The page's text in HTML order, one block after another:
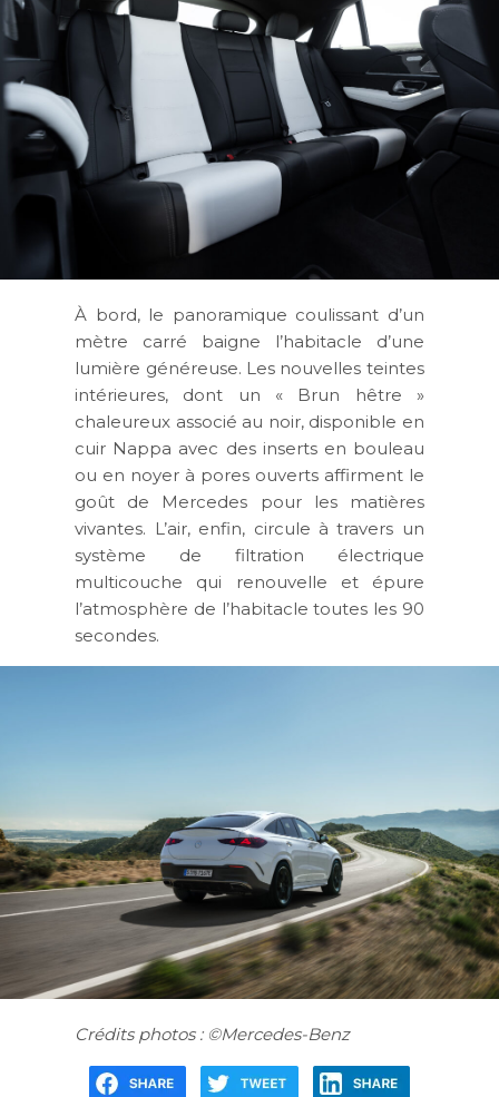
À bord, le panoramique coulissant d’un
mètre carré baigne l’habitacle d’une
lumière généreuse. Les nouvelles teintes
intérieures, dont un « Brun hêtre »
chaleureux associé au noir, disponible en
cuir Nappa avec des inserts en bouleau
ou en noyer à pores ouverts affirment le
goût de Mercedes pour les matières
vivantes. L’air, enfin, circule à travers un
système de filtration électrique
multicouche qui renouvelle et épure
l’atmosphère de l’habitacle toutes les 90
secondes.
Crédits photos : ©Mercedes-Benz